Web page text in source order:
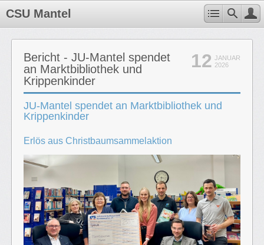
CSU Mantel
12 JANUAR
2026
Bericht - JU-Mantel spendet
an Marktbibliothek und
Krippenkinder
JU-Mantel spendet an Marktbibliothek und
Krippenkinder
Erlös aus Christbaumsammelaktion